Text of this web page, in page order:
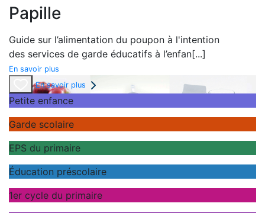
Papille
Guide sur l’alimentation du poupon à l'intention
des services de garde éducatifs à l’enfan[...]
En savoir plus
En savoir plus
Petite enfance
Garde scolaire
EPS du primaire
Éducation préscolaire
1er cycle du primaire